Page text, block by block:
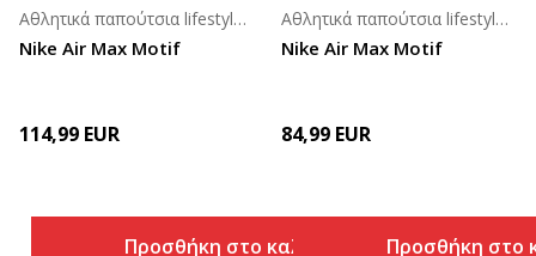
Nike Air Max Motif
Αθλητικά παπούτσια lifestyle για αγόρια
114,99 EUR
Προσθήκη στο καλάθι
Nike Air Max Motif
Αθλητικά παπούτσια lifestyle για αγόρια (4-7ε.)
84,99 EUR
Προσθήκη στο